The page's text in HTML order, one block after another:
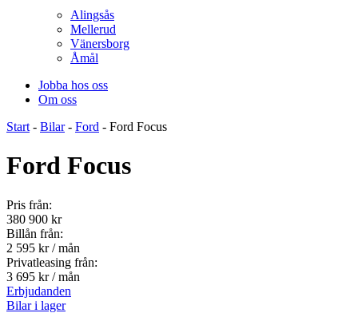
Alingsås
Mellerud
Vänersborg
Åmål
Jobba hos oss
Om oss
Start - Bilar- Ford - Ford Focus
Ford Focus
Pris från:
380 900 kr
Billån från:
2 595 kr / mån
Privatleasing från:
3 695 kr / mån
Erbjudanden
Bilar i lager